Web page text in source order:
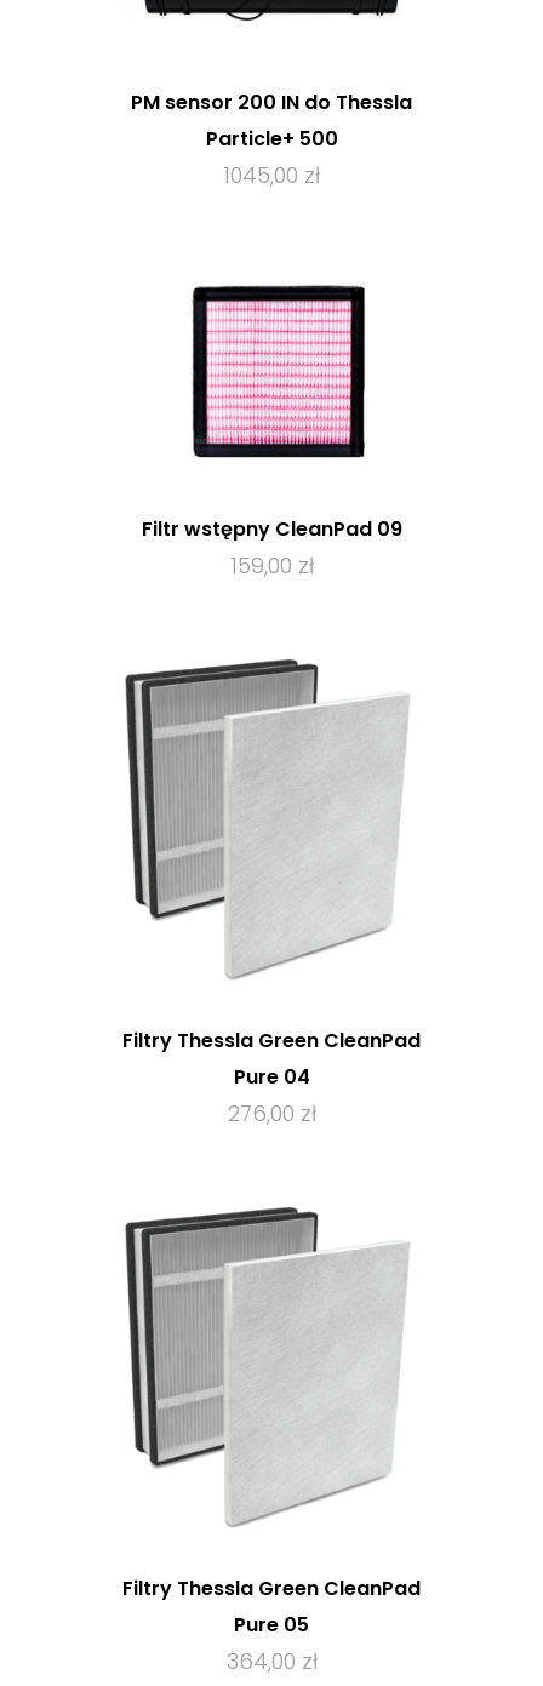
PM sensor 200 IN do Thessla
Particle+ 500
1045,00 zł
Filtr wstępny CleanPad 09
159,00 zł
Filtry Thessla Green CleanPad
Pure 04
276,00 zł
Filtry Thessla Green CleanPad
Pure 05
364,00 zł